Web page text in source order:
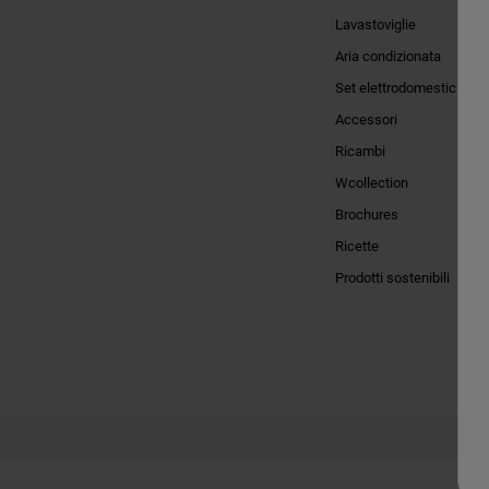
Lavastoviglie
Aria condizionata
Set elettrodomestici
Accessori
Ricambi
Wcollection
Brochures
Ricette
Prodotti sostenibili